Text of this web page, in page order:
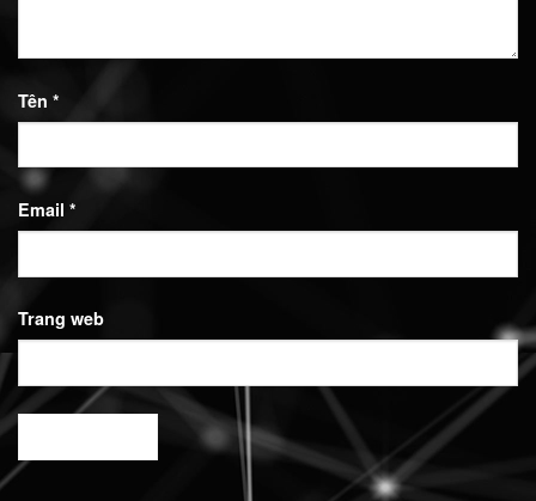
Tên *
Email *
Trang web